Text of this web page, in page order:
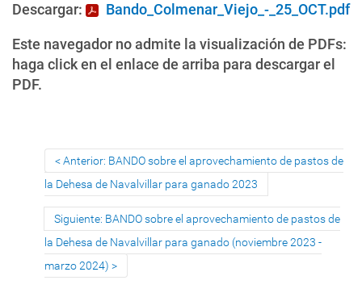
Descargar: Bando_Colmenar_Viejo_-_25_OCT.pdf
Este navegador no admite la visualización de PDFs:
haga click en el enlace de arriba para descargar el
PDF.
Anterior: BANDO sobre el aprovechamiento de pastos de
la Dehesa de Navalvillar para ganado 2023
Siguiente: BANDO sobre el aprovechamiento de pastos de
la Dehesa de Navalvillar para ganado (noviembre 2023 -
marzo 2024)